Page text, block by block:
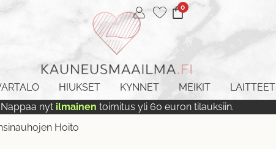
0
HIUKSET KYNNET MEIKIT LAITTEET
Nappaa nyt ilmainen toimitus yli 60 euron tilauksiin.
Hoito